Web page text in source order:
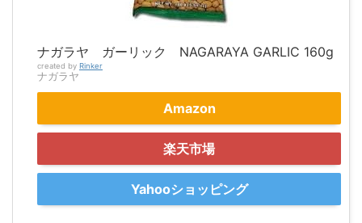
ナガラヤ ガーリック NAGARAYA GARLIC 160g
created by Rinker
ナガラヤ
Amazon
楽天市場
Yahooショッピング